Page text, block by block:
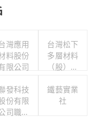
灣應用
料股份
限公司
台灣松下
多層材料
（股）公
利委員會
發科技
份有限
司職工
鐵藝實業
社